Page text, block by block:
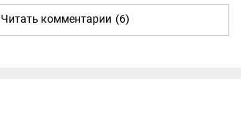
Читать комментарии (6)